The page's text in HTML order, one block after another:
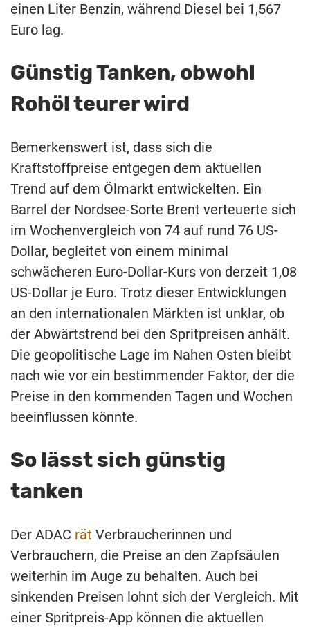
einen Liter Benzin, während Diesel bei 1,567
Euro lag.
Günstig Tanken, obwohl
Rohöl teurer wird
Bemerkenswert ist, dass sich die
Kraftstoffpreise entgegen dem aktuellen
Trend auf dem Ölmarkt entwickelten. Ein
Barrel der Nordsee-Sorte Brent verteuerte sich
im Wochenvergleich von 74 auf rund 76 US-
Dollar, begleitet von einem minimal
schwächeren Euro-Dollar-Kurs von derzeit 1,08
US-Dollar je Euro. Trotz dieser Entwicklungen
an den internationalen Märkten ist unklar, ob
der Abwärtstrend bei den Spritpreisen anhält.
Die geopolitische Lage im Nahen Osten bleibt
nach wie vor ein bestimmender Faktor, der die
Preise in den kommenden Tagen und Wochen
beeinflussen könnte.
So lässt sich günstig
tanken
Der ADAC rät Verbraucherinnen und
Verbrauchern, die Preise an den Zapfsäulen
weiterhin im Auge zu behalten. Auch bei
sinkenden Preisen lohnt sich der Vergleich. Mit
einer Spritpreis-App können die aktuellen